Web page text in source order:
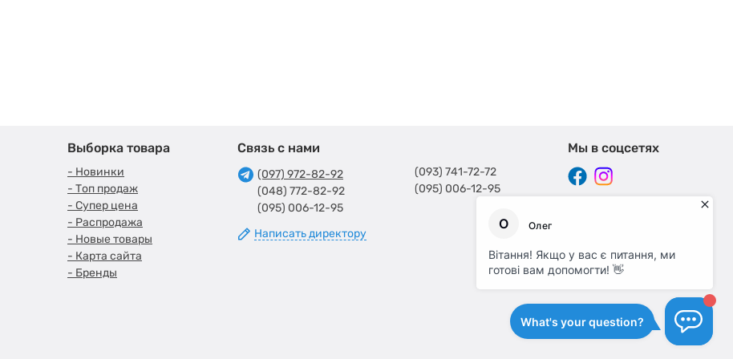
Выборка товара
- Новинки
- Топ продаж
- Супер цена
- Распродажа
- Новые товары
- Карта сайта
- Бренды
Связь с нами
(097) 972-82-92
(048) 772-82-92
(095) 006-12-95
Написать директору
(093) 741-72-72
(095) 006-12-95
Мы в соцсетях